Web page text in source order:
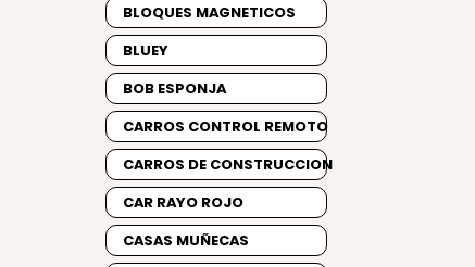
BLOQUES MAGNETICOS
BLUEY
BOB ESPONJA
CARROS CONTROL REMOTO
CARROS DE CONSTRUCCION
CAR RAYO ROJO
CASAS MUÑECAS